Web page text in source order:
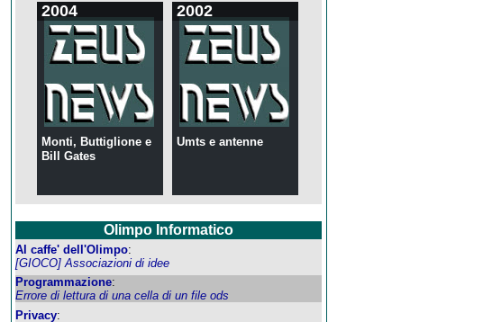
2004
Monti, Buttiglione e
Bill Gates
2002
Umts e antenne
Olimpo Informatico
Al caffe' dell'Olimpo:
[GIOCO] Associazioni di idee
Programmazione:
Errore di lettura di una cella di un file ods
Privacy: